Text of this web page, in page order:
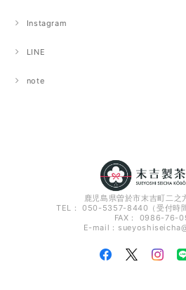
Instagram
LINE
note
鹿児島県曽於市末吉町二之
TEL： 050-5357-8440（受付時
FAX： 0986-76-
E-mail：